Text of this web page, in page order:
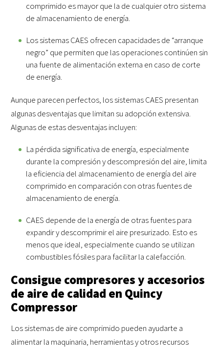
comprimido es mayor que la de cualquier otro sistema
de almacenamiento de energía.
Los sistemas CAES ofrecen capacidades de “arranque
negro” que permiten que las operaciones continúen sin
una fuente de alimentación externa en caso de corte
de energía.
Aunque parecen perfectos, los sistemas CAES presentan
algunas desventajas que limitan su adopción extensiva.
Algunas de estas desventajas incluyen:
La pérdida significativa de energía, especialmente
durante la compresión y descompresión del aire, limita
la eficiencia del almacenamiento de energía del aire
comprimido en comparación con otras fuentes de
almacenamiento de energía.
CAES depende de la energía de otras fuentes para
expandir y descomprimir el aire presurizado. Esto es
menos que ideal, especialmente cuando se utilizan
combustibles fósiles para facilitar la calefacción.
Consigue compresores y accesorios
de aire de calidad en Quincy
Compressor
Los sistemas de aire comprimido pueden ayudarte a
alimentar la maquinaria, herramientas y otros recursos